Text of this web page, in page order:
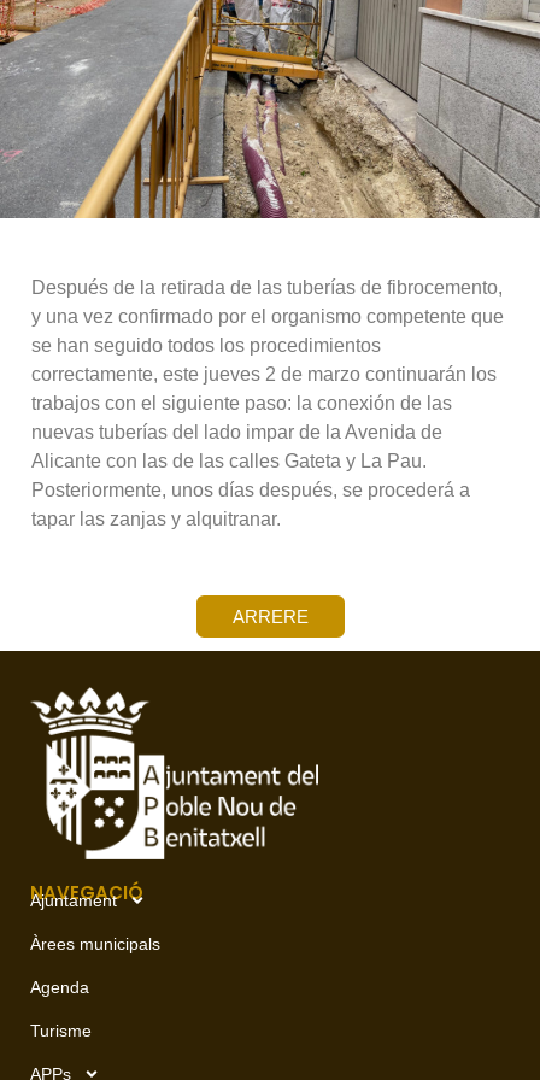
Después de la retirada de las tuberías de fibrocemento,
y una vez confirmado por el organismo competente que
se han seguido todos los procedimientos
correctamente, este jueves 2 de marzo continuarán los
trabajos con el siguiente paso: la conexión de las
nuevas tuberías del lado impar de la Avenida de
Alicante con las de las calles Gateta y La Pau.
Posteriormente, unos días después, se procederá a
tapar las zanjas y alquitranar.
ARRERE
NAVEGACIÓ
Ajuntament
Àrees municipals
Agenda
Turisme
APPs